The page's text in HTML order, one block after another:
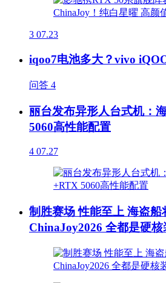
3 07.23
iqoo7电池多大？vivo
问答 4
丽台发布异形人台式机：
5060高性能配置
4 07.27
制胜赛场 性能至上 海盗船
ChinaJoy2026 全都是硬核